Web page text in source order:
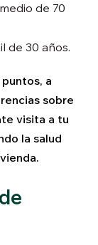
de 70
de 30 años.
a
sobre
visita a tu
la salud